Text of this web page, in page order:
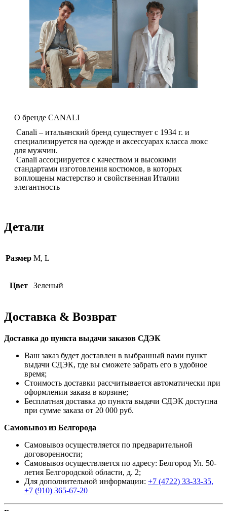
О бренде CANALI
Canali – итальянский бренд существует с 1934 г. и
специализируется на одежде и аксессуарах класса люкс
для мужчин.
Canali ассоциируется с качеством и высокими
стандартами изготовления костюмов, в которых
воплощены мастерство и свойственная Италии
элегантность
Детали
Размер M, L
Цвет Зеленый
Доставка & Возврат
Доставка до пункта выдачи заказов СДЭК
Ваш заказ будет доставлен в выбранный вами пункт
выдачи СДЭК, где вы сможете забрать его в удобное
время;
Стоимость доставки рассчитывается автоматически при
оформлении заказа в корзине;
Бесплатная доставка до пункта выдачи СДЭК доступна
при сумме заказа от 20 000 руб.
Самовывоз из Белгорода
Самовывоз осуществляется по предварительной
договоренности;
Самовывоз осуществляется по адресу: Белгород Ул. 50-
летия Белгородской области, д. 2;
Для дополнительной информации: +7 (4722) 33-33-35,
+7 (910) 365-67-20